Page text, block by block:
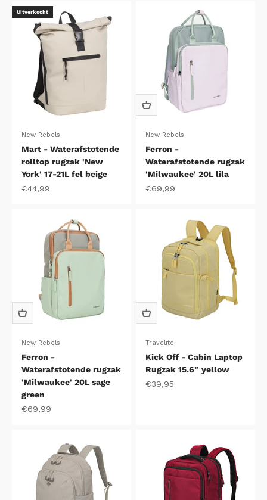
Uitverkocht
New Rebels
Mart - Waterafstotende
rolltop rugzak 'New
York' 17-21L fel beige
Aanbiedingsprijs
€44,99
New Rebels
Ferron -
Waterafstotende rugzak
'Milwaukee' 20L lila
Aanbiedingsprijs
€69,99
New Rebels
Ferron -
Waterafstotende rugzak
'Milwaukee' 20L sage
green
Aanbiedingsprijs
€69,99
Travelite
Kick Off - Cabin Laptop
Rugzak 15.6” yellow
Aanbiedingsprijs
€39,95